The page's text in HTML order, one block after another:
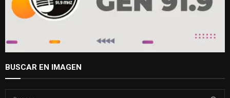
BUSCAR EN IMAGEN